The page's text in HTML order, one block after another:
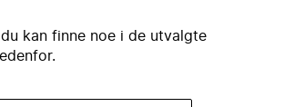
kan finne noe i de utvalgte